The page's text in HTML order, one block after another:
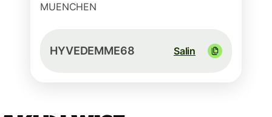
MUENCHEN
HYVEDEMME68 Salin